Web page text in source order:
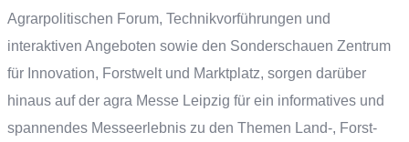
Agrarpolitischen Forum, Technikvorführungen und
interaktiven Angeboten sowie den Sonderschauen Zentrum
für Innovation, Forstwelt und Marktplatz, sorgen darüber
hinaus auf der agra Messe Leipzig für ein informatives und
spannendes Messeerlebnis zu den Themen Land-, Forst-